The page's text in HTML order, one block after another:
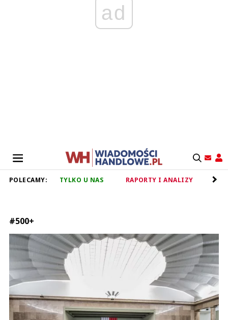
ad
POLECAMY: TYLKO U NAS RAPORTY I ANALIZY
#500+